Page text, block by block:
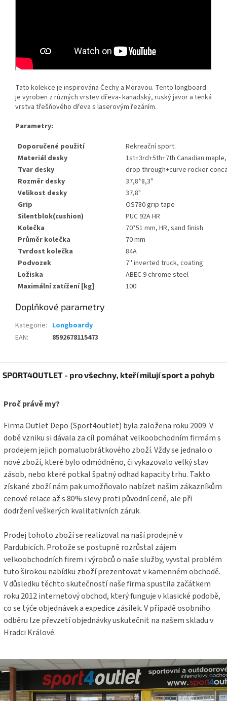
Tato kolekce je inspirována Čechy a Moravou. Tento longboard
je vyroben z různých vrstev dřeva- kanadský, ruský javor a tenká
vrstva třešňového dřeva s laserovým řezáním.
Parametry:
Doporučené použití
Rekreační sport.
Materiál desky
1st+3rd+5th+7th Canadian
Tvar desky
drop through+curve rocker
Rozměr desky
37,8*8,3"
Velikost desky
37,8"
Grip
OS780 grip tape
Silentblok(cushion)
PUC 92A HR
Kolečka
70*51 mm, HR, sand finish
Průměr kolečka
70 mm
Tvrdost kolečka
84A
Podvozek
7'' inverted truck, coating
Ložiska
ABEC 9 chrome steel
Maximální zatížení [kg]
100
Doplňkové parametry
Kategorie: Longboardy
EAN: 8592678115473
á
a
SPORT4OUTLET - pro všechny, kteří milují sport a pohyb
Proč právě my?
Firma Outlet Depo (Sport4outlet) byla založena roku 2009. V
době vzniku si dávala za cíl pomáhat velkoobchodním firmám s
prodejem jejich pomaluobrátkového zboží. Vždy se jednalo o
nové zboží, které bylo odmódněno, či vykazovalo velký stav
zásob, nebo které potkal špatný odhad kapacity trhu. Takto
získané zboží nám pak umožňovalo nabízet našim zákazníkům
cenové relace až s 80% slevy proti původní ceně, ale při
dodržení veškerých kvalitativních záruk.
Prodej tohoto zboží se realizoval na naší prodejně v
Pardubicích. Protože se postupně rozrůstal zájem
velkoobchodních firem i výrobců o naše služby, vyvstal problém
tuto širokou nabídku zboží prezentovat v kamenném obchodě.
V důsledku těchto skutečností naše firma spustila začátkem
roku 2012 internetový obchod, který funguje v klasické podobě,
co se týče objednávek a expedice zásilek. V případě osobního
odběru lze převzetí objednávky uskutečnit na našem skladu v
Hradci Králové.